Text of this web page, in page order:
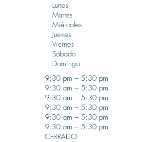
Lunes
Martes
Miércoles
Jueves
Viernes
Sábado
Domingo
9:30 pm – 5:30 pm
9:30 am – 5:30 pm
9:30 am – 5:30 pm
9:30 am – 5:30 pm
9:30 am – 5:30 pm
9:30 am – 5:30 pm
CERRADO